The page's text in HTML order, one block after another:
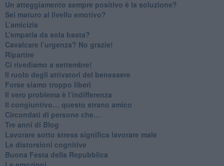
​Un atteggiamento sempre positivo è la soluzione?
​Sei maturo al livello emotivo?
​L’amicizia
​L’empatia da sola basta?
​Cavalcare l’urgenza? No grazie!
Ripartire
​Ci rivediamo a settembre!
​Il ruolo degli attivatori del benessere
​Forse siamo troppo liberi
​Il vero problema è l’indifferenza
​Il congiuntivo… questo strano amico
​Circondati di persone che…
​Tre anni di Blog
​Lavorare sotto stress significa lavorare male
​Le distorsioni cognitive
​Buona Festa della Repubblica